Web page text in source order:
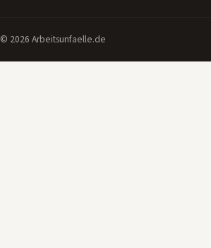
© 2026 Arbeitsunfaelle.de